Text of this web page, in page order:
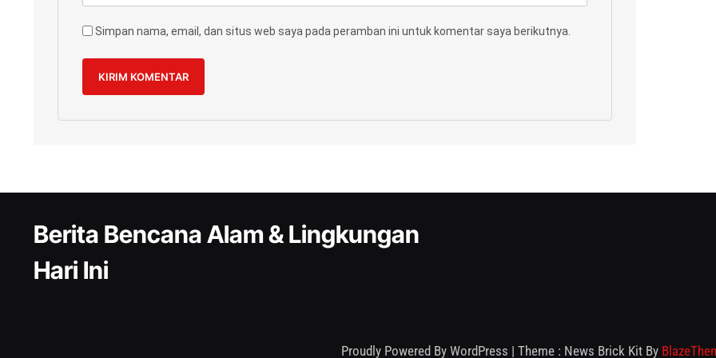
Simpan nama, email, dan situs web saya pada peramban ini untuk komentar saya berikutnya.
Berita Bencana Alam & Lingkungan
Hari Ini
Proudly Powered By WordPress | Theme : News Brick Kit By